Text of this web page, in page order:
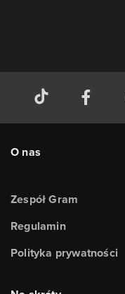
O nas
Zespół Gram
Regulamin
Polityka prywatności